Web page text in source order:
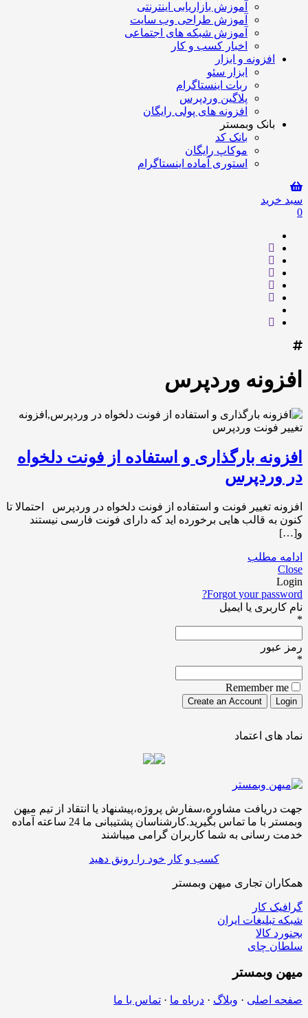
آموزش بازاریابی اینترنتی
آموزش طراحی وب سایت
آموزش شبکه های اجتماعی
اخبار کسب و کار
افزونه و ابزار
ابزار سئو
ربات اینستاگرام
پلاگین وردپرس
افزونه های پولی رایگان
بانک وبمستر
بانک کد
موکاپ رایگان
استوری آماده اینستاگرام
سبد خرید
0
افزونه وردپرس
افزونه بارگذاری و استفاده از فونت دلخواه
در وردپرس
افزونه تغییر فونت و استفاده از فونت دلخواه در وردپرس احتمالا تا
کنون به قالب هایی برخورده اید که دارای فونت فارسی نیستند
و[…]
ادامه مطلب
Close
Login
Forgot your password?
نام کاربری یا ایمیل
*
رمز عبور
*
Remember me
نماد های اعتماد
جهت دریافت مشاوره،سفارش پروژه،پیشنهاد یا انتقاد از تیم میهن
وبمستر با ما تماس بگیرید.کارشناسان پشتیبانی ما 24 ساعته آماده
خدمت رسانی به شما کاربران گرامی میباشند
کسب و کار خود را رونق دهید
همکاران تجاری میهن وبمستر
گرافیک کار
شبکه تبلیغات ایران
بجنورد کالا
سلطان چای
میهن وبمستر
صفحه اصلی · وبلاگ · درباه ما · تماس با ما